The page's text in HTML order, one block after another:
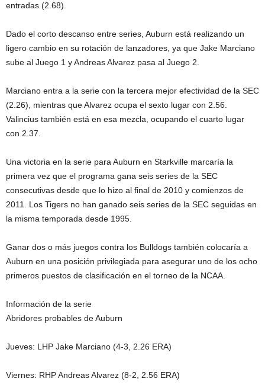
entradas (2.68).
Dado el corto descanso entre series, Auburn está realizando un
ligero cambio en su rotación de lanzadores, ya que Jake Marciano
sube al Juego 1 y Andreas Alvarez pasa al Juego 2.
Marciano entra a la serie con la tercera mejor efectividad de la SEC
(2.26), mientras que Alvarez ocupa el sexto lugar con 2.56.
Valincius también está en esa mezcla, ocupando el cuarto lugar
con 2.37.
Una victoria en la serie para Auburn en Starkville marcaría la
primera vez que el programa gana seis series de la SEC
consecutivas desde que lo hizo al final de 2010 y comienzos de
2011. Los Tigers no han ganado seis series de la SEC seguidas en
la misma temporada desde 1995.
Ganar dos o más juegos contra los Bulldogs también colocaría a
Auburn en una posición privilegiada para asegurar uno de los ocho
primeros puestos de clasificación en el torneo de la NCAA.
Información de la serie
Abridores probables de Auburn
Jueves: LHP Jake Marciano (4-3, 2.26 ERA)
Viernes: RHP Andreas Alvarez (8-2, 2.56 ERA)